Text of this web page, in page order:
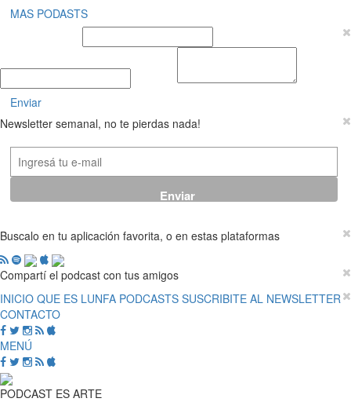
MAS PODASTS
Enviar
Newsletter semanal, no te pierdas nada!
Buscalo en tu aplicación favorita, o en estas plataformas
Compartí el podcast con tus amigos
INICIO QUE ES LUNFA PODCASTS SUSCRIBITE AL NEWSLETTER
CONTACTO
MENÚ
PODCAST ES ARTE